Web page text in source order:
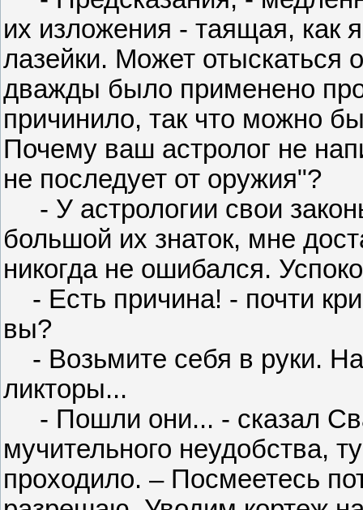
их изложения - таящая, как
лазейки. Может отыскаться
дважды было применено
причинило, так что можно
Почему ваш астролог не
не последует от оружия"?
- У астрологии свои
большой их знаток, мне
никогда не ошибался.
- Есть причина! - почти
вы?
- Возьмите себя в руки.
ликторы...
- Пошли они... - сказал
мучительного неудобства,
проходило. – Посмеетесь